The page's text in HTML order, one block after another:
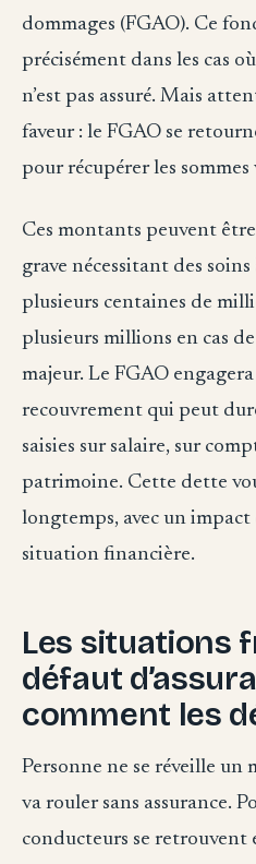
dommages (FGAO). Ce
précisément dans les cas
n’est pas assuré. Mais
faveur : le FGAO se
pour récupérer les sommes
Ces montants peuvent
grave nécessitant des
plusieurs centaines de
plusieurs millions en cas
majeur. Le FGAO
recouvrement qui peut
saisies sur salaire, sur
patrimoine. Cette dette
longtemps, avec un
situation financière.
Les situations
défaut
comment les
Personne ne se réveille un
va rouler sans assurance.
conducteurs se retrouvent